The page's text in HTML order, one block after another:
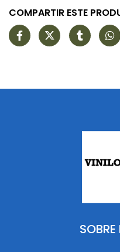
COMPARTIR ESTE